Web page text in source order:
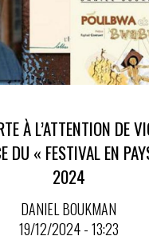
À L’ATTENTION DE
DU « FESTIVAL EN
2024
DANIEL BOUKMAN
19/12/2024 - 13:23